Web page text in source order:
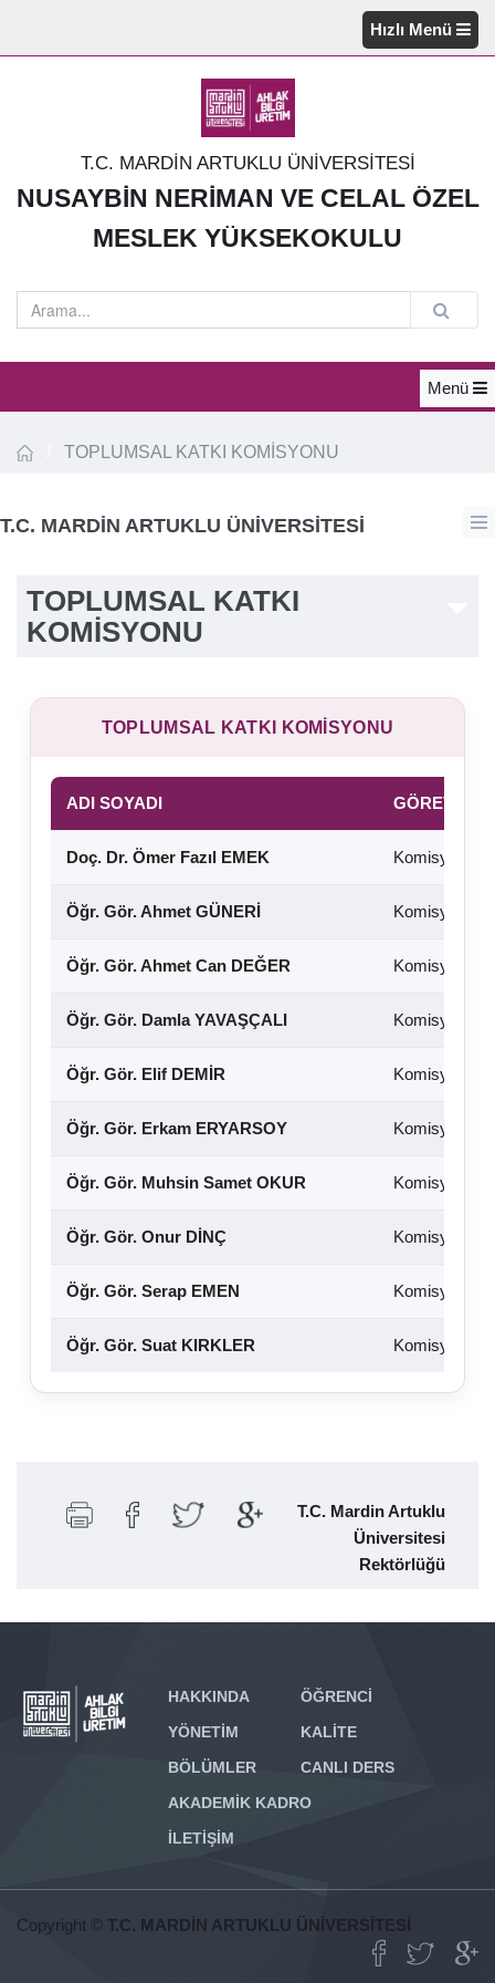
Hızlı Menü
T.C. MARDİN ARTUKLU ÜNİVERSİTESİ
NUSAYBİN NERİMAN VE CELAL ÖZEL
MESLEK YÜKSEKOKULU
Menü
TOPLUMSAL KATKI KOMİSYONU
T.C. MARDİN ARTUKLU ÜNİVERSİTESİ
TOPLUMSAL KATKI
KOMİSYONU
TOPLUMSAL KATKI KOMİSYONU
ADI SOYADI GÖREVİ
Doç. Dr. Ömer Fazıl EMEK Komisyon
Öğr. Gör. Ahmet GÜNERİ Komisyon
Öğr. Gör. Ahmet Can DEĞER Komisyon
Öğr. Gör. Damla YAVAŞÇALI Komisyon
Öğr. Gör. Elif DEMİR Komisyon
Öğr. Gör. Erkam ERYARSOY Komisyon
Öğr. Gör. Muhsin Samet OKUR Komisyon
Öğr. Gör. Onur DİNÇ Komisyon
Öğr. Gör. Serap EMEN Komisyon
Öğr. Gör. Suat KIRKLER Komisyon
T.C. Mardin Artuklu
Üniversitesi
Rektörlüğü
HAKKINDA
YÖNETİM
BÖLÜMLER
ÖĞRENCİ
KALİTE
CANLI DERS
AKADEMİK KADRO
İLETİŞİM
Copyright © T.C. MARDİN ARTUKLU ÜNİVERSİTESİ